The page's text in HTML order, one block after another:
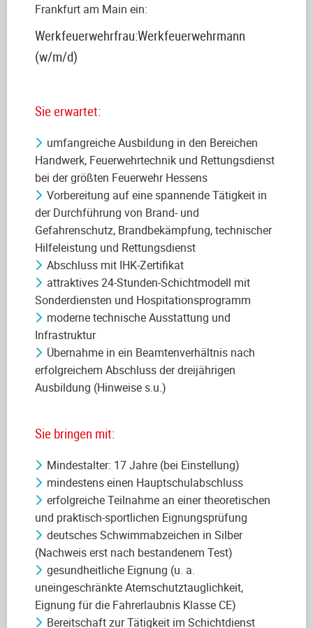
Frankfurt am Main ein:
Werkfeuerwehrfrau:Werkfeuerwehrmann
(w/m/d)
Sie erwartet:
umfangreiche Ausbildung in den Bereichen
Handwerk, Feuerwehrtechnik und Rettungsdienst
bei der größten Feuerwehr Hessens
Vorbereitung auf eine spannende Tätigkeit in
der Durchführung von Brand- und
Gefahrenschutz, Brandbekämpfung, technischer
Hilfeleistung und Rettungsdienst
Abschluss mit IHK-Zertifikat
attraktives 24-Stunden-Schichtmodell mit
Sonderdiensten und Hospitationsprogramm
moderne technische Ausstattung und
Infrastruktur
Übernahme in ein Beamtenverhältnis nach
erfolgreichem Abschluss der dreijährigen
Ausbildung (Hinweise s.u.)
Sie bringen mit:
Mindestalter: 17 Jahre (bei Einstellung)
mindestens einen Hauptschulabschluss
erfolgreiche Teilnahme an einer theoretischen
und praktisch-sportlichen Eignungsprüfung
deutsches Schwimmabzeichen in Silber
(Nachweis erst nach bestandenem Test)
gesundheitliche Eignung (u. a.
uneingeschränkte Atemschutztauglichkeit,
Eignung für die Fahrerlaubnis Klasse CE)
Bereitschaft zur Tätigkeit im Schichtdienst